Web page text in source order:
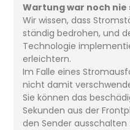
Wartung war noch nie
Wir wissen, dass
ständig bedrohen, und
Technologie
erleichtern.
Im Falle eines
nicht damit
Sie können das
Sekunden aus der
den Sender ausschalten